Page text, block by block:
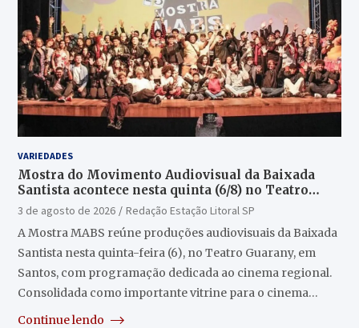
VARIEDADES
Mostra do Movimento Audiovisual da Baixada
Santista acontece nesta quinta (6/8) no Teatro
Guarany
3 de agosto de 2026
Redação Estação Litoral SP
A Mostra MABS reúne produções audiovisuais da Baixada
Santista nesta quinta-feira (6), no Teatro Guarany, em
Santos, com programação dedicada ao cinema regional.
Consolidada como importante vitrine para o cinema…
Continue lendo